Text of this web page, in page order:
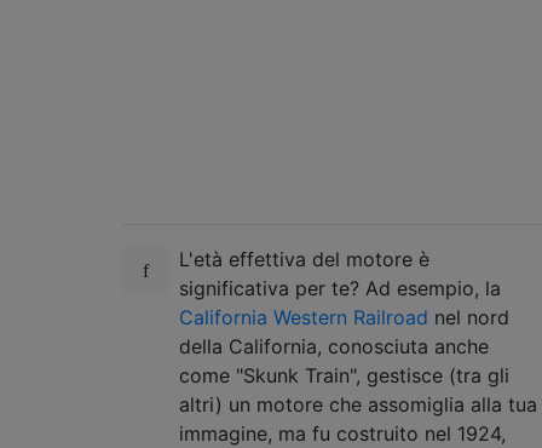
L'età effettiva del motore è
significativa per te? Ad esempio, la
California Western Railroad nel nord
della California, conosciuta anche
come "Skunk Train", gestisce (tra gli
altri) un motore che assomiglia alla tua
immagine, ma fu costruito nel 1924,